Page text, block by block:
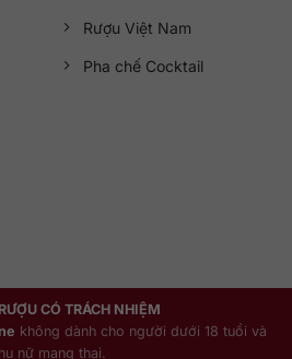
Rượu Việt Nam
Pha chế Cocktail
CÓ TRÁCH NHIỆM
không dành cho người dưới 18 tuổi và
nữ mang thai.